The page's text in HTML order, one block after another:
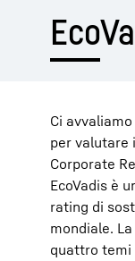
Ci
per valutare
Corporate
EcoVadis è
rating di
mondiale.
quattro temi